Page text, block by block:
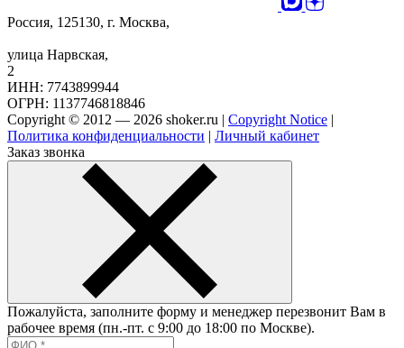
Россия, 125130, г. Москва,
улица Нарвская,
2
ИНН: 7743899944
ОГРН: 1137746818846
Copyright © 2012 — 2026 shoker.ru | Copyright Notice |
Политика конфиденциальности | Личный кабинет
Заказ звонка
Пожалуйста, заполните форму и менеджер перезвонит Вам в
рабочее время (пн.-пт. с 9:00 до 18:00 по Москве).